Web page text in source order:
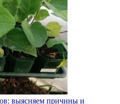
выясняем причины и